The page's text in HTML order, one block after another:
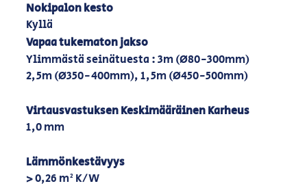
Nokipalon kesto
Kyllä
Vapaa tukematon jakso
Ylimmästä seinätuesta : 3m (Ø80-300mm)
2,5m (Ø350-400mm), 1,5m (Ø450-500mm)
Virtausvastuksen Keskimääräinen Karheus
1,0 mm
Lämmönkestävyys
> 0,26 m² K/W